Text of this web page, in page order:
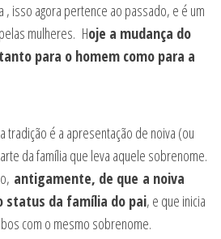
, isso agora pertence ao passado, e é um
mulheres. Hoje a mudança do
para o homem como para a
tradição é a apresentação de noiva (ou
da família que leva aquele sobrenome.
antigamente, de que a noiva
status da família do pai, e que inicia
com o mesmo sobrenome.